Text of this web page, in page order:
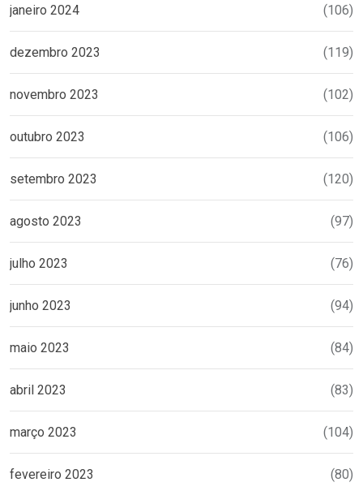
janeiro 2024 (106)
dezembro 2023 (119)
novembro 2023 (102)
outubro 2023 (106)
setembro 2023 (120)
agosto 2023 (97)
julho 2023 (76)
junho 2023 (94)
maio 2023 (84)
abril 2023 (83)
março 2023 (104)
fevereiro 2023 (80)